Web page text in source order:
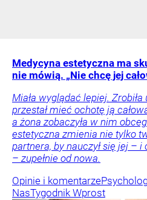
Medycyna estetyczna ma
nie mówią. „Nie chcę jej
Miała wyglądać lepiej.
przestał mieć ochotę ją
a żona zobaczyła w nim
estetyczna zmienia nie tylko
partnera, by nauczył się jej – i
– zupełnie od nowa.
Opinie i komentarze
NasTygodnik Wprost